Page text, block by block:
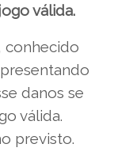
válida.
conhecido
danos se
válida.
previsto.